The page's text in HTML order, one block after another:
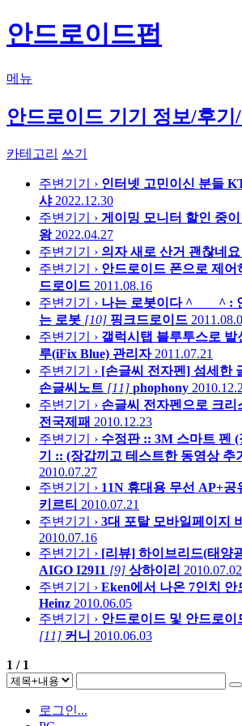
안드로이드펍
메뉴
안드로이드 기기 정보/후기
카테고리 쓰기
주변기기 › 인터넷 고민이신 분들
샤 2022.12.30
주변기기 › 게이밍 모니터 할인 중
왕 2022.04.27
주변기기 › 의자 새로 산거 괜찮네요
주변기기 › 안드로이드 폰으로 제어
드로이드 2011.08.16
주변기기 › 나는 로봇이다 ^____^ :
는 로봇 [10] 핑크드로이드
주변기기 › 갤럭시탭 블루투스로 발
루(iFix Blue) 관리자 2011.07.21
주변기기 › [손글씨 전자펜] 섬세한
손글씨노트 [11] phophony
주변기기 › 손글씨 전자펜으로 크리
전국제패 2010.12.23
주변기기 › 수정판 :: 3M 스마트 펜
기 :: (장갑끼고 테스트한 동영상 추
2010.07.27
주변기기 › 11N 휴대용 무선 AP+공
키르티 2010.07.21
주변기기 › 3대 포탈 모바일페이지
2010.07.16
주변기기 › [리뷰] 하이브리드(태양
AIGO I2911 [9] 상하이리 2010.07.02
주변기기 › Eken에서 나온 7인치 안
Heinz 2010.06.05
주변기기 › 안드로이드 및 안드로
[11] 커니 2010.06.03
1 / 1
로그인...